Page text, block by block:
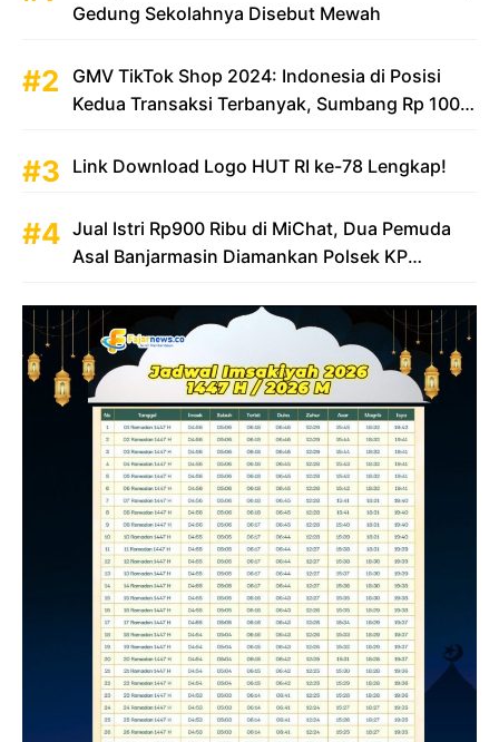
Gedung Sekolahnya Disebut Mewah
GMV TikTok Shop 2024: Indonesia di Posisi
Kedua Transaksi Terbanyak, Sumbang Rp 100
Link Download Logo HUT RI ke-78 Lengkap!
Jual Istri Rp900 Ribu di MiChat, Dua Pemuda
Asal Banjarmasin Diamankan Polsek KP